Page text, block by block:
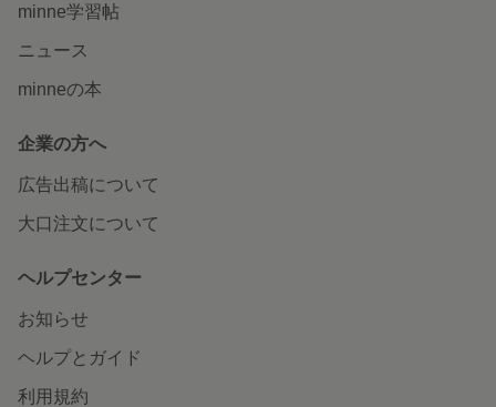
minne学習帖
ニュース
minneの本
企業の方へ
広告出稿について
大口注文について
ヘルプセンター
お知らせ
ヘルプとガイド
利用規約